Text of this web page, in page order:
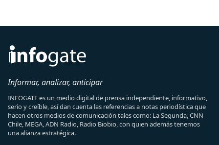
Informar, analizar, anticipar
INFOGATE es un medio digital de prensa independiente, informativo,
serio y creíble, así dan cuenta las referencias a notas periodística que
hacen otros medios de comunicación tales como: La Segunda, CNN
Chile, MEGA, ADN Radio, Radio Biobio, con quien además tenemos
una alianza estratégica.